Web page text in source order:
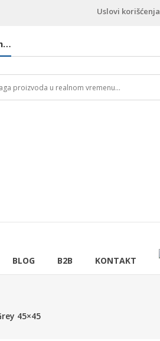
Uslovi korišćenja
BLOG B2B KONTAKT
45×45